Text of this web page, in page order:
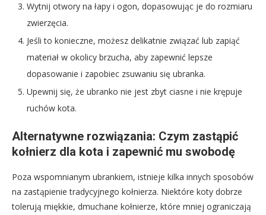
Wytnij otwory na łapy i ogon, dopasowując je do rozmiaru
zwierzęcia.
Jeśli to konieczne, możesz delikatnie związać lub zapiąć
materiał w okolicy brzucha, aby zapewnić lepsze
dopasowanie i zapobiec zsuwaniu się ubranka.
Upewnij się, że ubranko nie jest zbyt ciasne i nie krępuje
ruchów kota.
Alternatywne rozwiązania: Czym zastąpić
kołnierz dla kota i zapewnić mu swobodę
Poza wspomnianym ubrankiem, istnieje kilka innych sposobów
na zastąpienie tradycyjnego kołnierza. Niektóre koty dobrze
tolerują miękkie, dmuchane kołnierze, które mniej ograniczają